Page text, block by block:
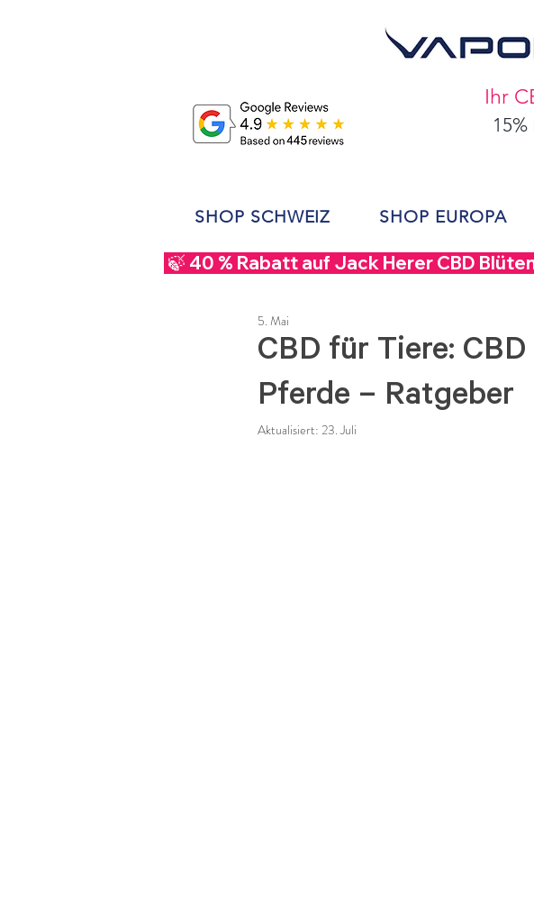
Ihr
SHOP SCHWEIZ SHOP EUROPA
🍃 40 % Rabatt auf Jack Herer CBD
CBD für Tiere:
Pferde – Ratgeber
5. Mai
Aktualisiert: 23. Juli